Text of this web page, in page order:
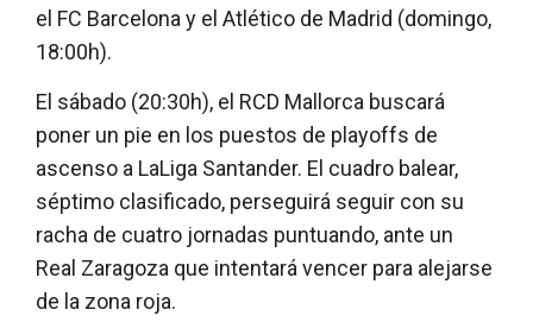
el FC Barcelona y el Atlético de Madrid (domingo,
18:00h).
El sábado (20:30h), el RCD Mallorca buscará
poner un pie en los puestos de playoffs de
ascenso a LaLiga Santander. El cuadro balear,
séptimo clasificado, perseguirá seguir con su
racha de cuatro jornadas puntuando, ante un
Real Zaragoza que intentará vencer para alejarse
de la zona roja.